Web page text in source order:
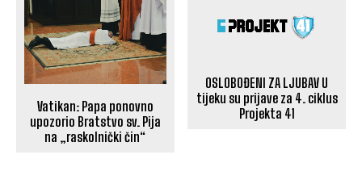
Vatikan: Papa ponovno
upozorio Bratstvo sv. Pija
na „raskolnički čin“
OSLOBOĐENI ZA LJUBAV U
tijeku su prijave za 4. ciklus
Projekta 41